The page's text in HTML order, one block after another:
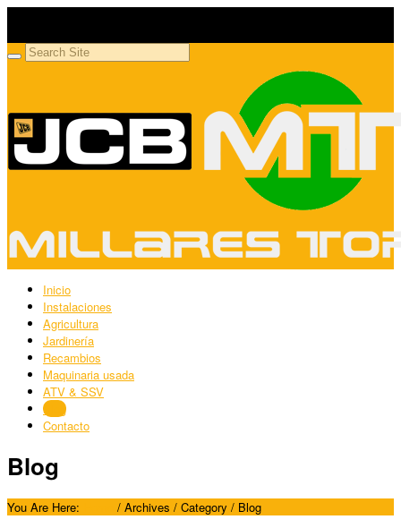
Inicio
Instalaciones
Agricultura
Jardinería
Recambios
Maquinaria usada
ATV & SSV
Blog
Contacto
Blog
You Are Here: / Archives / Category / Blog